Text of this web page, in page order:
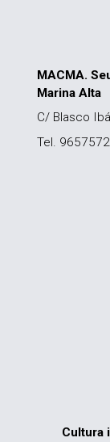
MACMA.
Marina Alta
C/ Blasco
Tel.
Cultura